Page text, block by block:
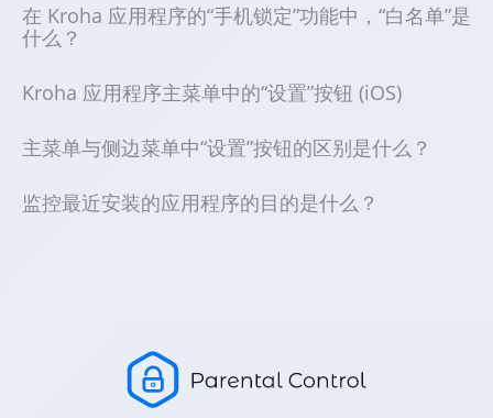
在 Kroha 应用程序的“手机锁定”功能中，“白名单”是
什么？
Kroha 应用程序主菜单中的“设置”按钮 (iOS)
主菜单与侧边菜单中“设置”按钮的区别是什么？
监控最近安装的应用程序的目的是什么？